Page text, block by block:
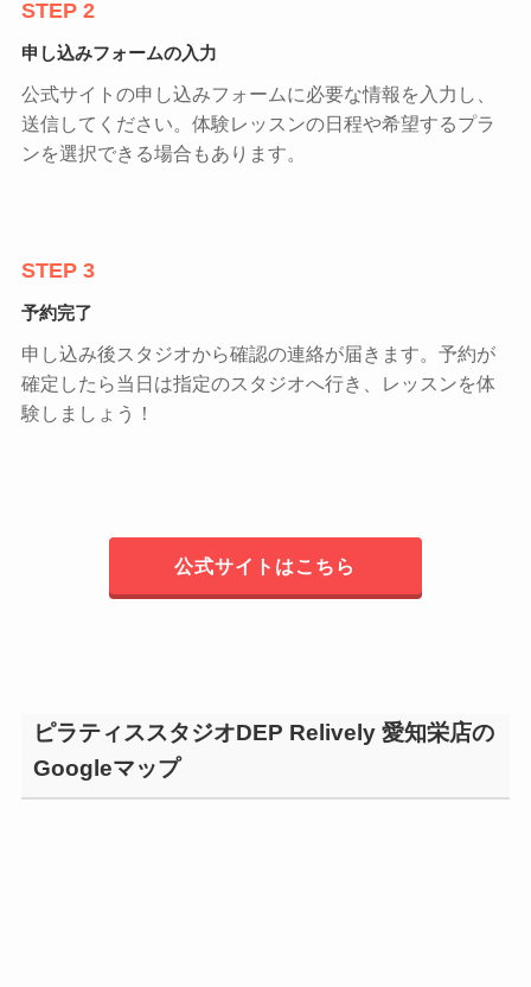
STEP 2
申し込みフォームの入力
公式サイトの申し込みフォームに必要な情報を入力し、
送信してください。体験レッスンの日程や希望するプラ
ンを選択できる場合もあります。
STEP 3
予約完了
申し込み後スタジオから確認の連絡が届きます。予約が
確定したら当日は指定のスタジオへ行き、レッスンを体
験しましょう！
公式サイトはこちら
ピラティススタジオDEP Relively 愛知栄店の
Googleマップ